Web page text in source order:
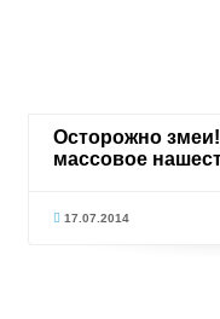
Осторожно
массовое
17.07.2014